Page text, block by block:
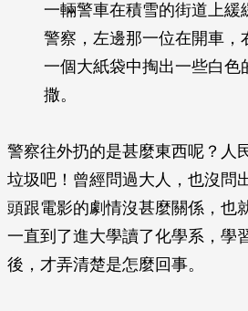
一輛警車在積雪的街道上緩
警察，左邊那一位在開車，
一個大紙袋中掏出一些白色
撒。
警察往外扔的是甚麼東西呢？人
垃圾吧！曾經問過大人，也沒問
頭跟電影的劇情沒甚麼關係，也
一直到了進大學讀了化學系，學
後，才弄清楚是怎麼回事。